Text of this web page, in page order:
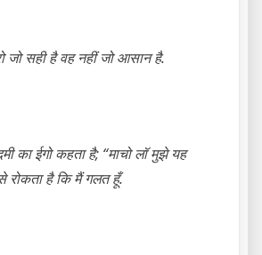
जो सही है वह नहीं जो आसान है.
का ईगो कहता है; “माचो लॉ मुझे यह
रोकता है कि मैं गलत हूँ.